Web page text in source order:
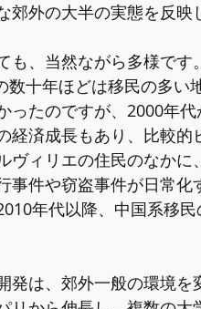
外の大半の実態を反映
も、当然ながら多様で
十年ほどは移民の多い
ったのですが、2000年
経済成長もあり、比較的
ヴィリエの住民のなか
事件や窃盗事件が日常化
年代以降、中国系移
発は、郊外一般の環境